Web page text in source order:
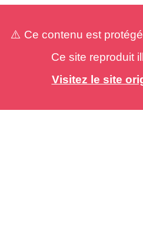
⚠️ Ce contenu est
Ce site reproduit
Visitez le site